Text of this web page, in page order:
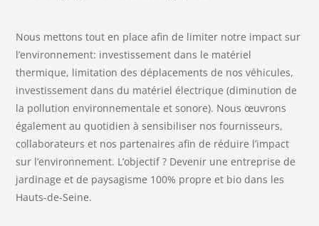
Nous mettons tout en place afin de limiter notre impact sur
l’environnement: investissement dans le matériel
thermique, limitation des déplacements de nos véhicules,
investissement dans du matériel électrique (diminution de
la pollution environnementale et sonore). Nous œuvrons
également au quotidien à sensibiliser nos fournisseurs,
collaborateurs et nos partenaires afin de réduire l’impact
sur l’environnement. L’objectif ? Devenir une entreprise de
jardinage et de paysagisme 100% propre et bio dans les
Hauts-de-Seine.